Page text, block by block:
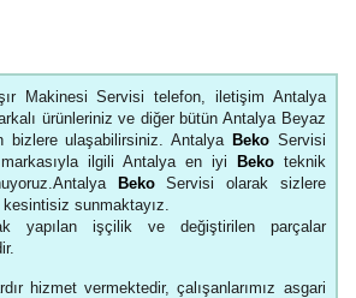
Makinesi Servisi telefon, iletişim Antalya
ürünleriniz ve diğer bütün Antalya Beyaz
bizlere ulaşabilirsiniz. Antalya BekoServisi
markasıyla ilgili Antalya en iyi Bekoteknik
BekoServisi olarak sizlere
sunmaktayız.
yapılan işçilik ve değiştirilen parçalar
hizmet vermektedir, çalışanlarımız asgari